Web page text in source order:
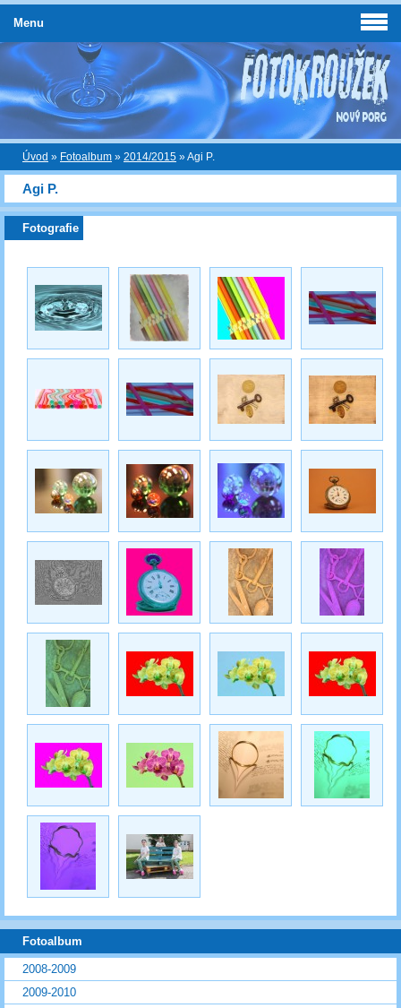
Úvod » Fotoalbum » 2014/2015 »Agi P.
Agi P.
Fotografie
Menu
Fotoalbum
2008-2009
2009-2010